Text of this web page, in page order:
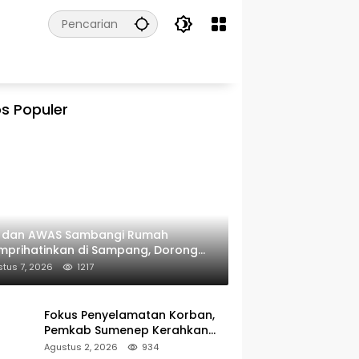
Populer
dan AWAS Sambangi Rumah
di Sampang, Dorong
Beri Bantuan RTLH
7, 2026 1217
Fokus Penyelamatan Korban,
Pemkab Sumenep Kerahkan
Tim Medis dan Ambulans ke
Agustus 2, 2026 934